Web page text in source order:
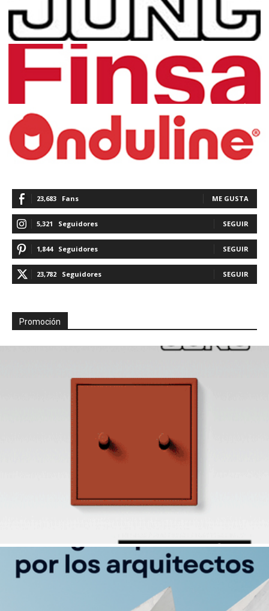
23,683 Fans ME GUSTA
5,321 Seguidores SEGUIR
1,844 Seguidores SEGUIR
23,782 Seguidores SEGUIR
Promoción